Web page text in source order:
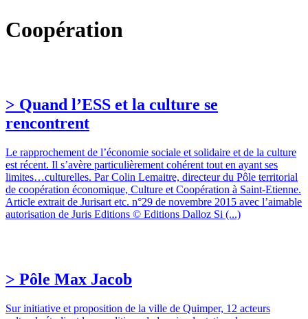
Coopération
> Quand l’ESS et la culture se
rencontrent
Le rapprochement de l’économie sociale et solidaire et de la culture
est récent. Il s’avère particulièrement cohérent tout en ayant ses
limites…culturelles. Par Colin Lemaitre, directeur du Pôle territorial
de coopération économique, Culture et Coopération à Saint-Etienne.
Article extrait de Jurisart etc. n°29 de novembre 2015 avec l’aimable
autorisation de Juris Editions © Editions Dalloz Si (...)
> Pôle Max Jacob
Sur initiative et proposition de la ville de Quimper, 12 acteurs